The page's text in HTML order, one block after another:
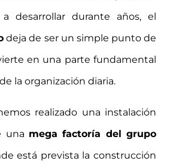
desarrollar durante años, el
deja de ser un simple punto de
en una parte fundamental
la organización diaria.
realizado una instalación
una mega factoría del grupo
está prevista la construcción